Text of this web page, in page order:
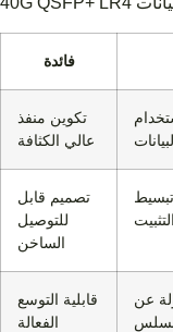
فائدة
تكوين منفذ
عالي الكثافة
تصميم قابل
للتوصيل
الساخن
قابلية التوسع
الفعالة
عن